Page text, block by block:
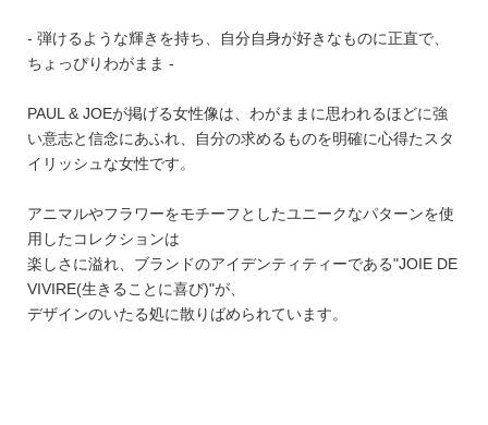
- 弾けるような輝きを持ち、自分自身が好きなものに正直で、
ちょっぴりわがまま -
PAUL & JOEが掲げる女性像は、わがままに思われるほどに強
い意志と信念にあふれ、自分の求めるものを明確に心得たスタ
イリッシュな女性です。
アニマルやフラワーをモチーフとしたユニークなパターンを使
用したコレクションは
楽しさに溢れ、ブランドのアイデンティティーである"JOIE DE
VIVIRE(生きることに喜び)"が、
デザインのいたる処に散りばめられています。